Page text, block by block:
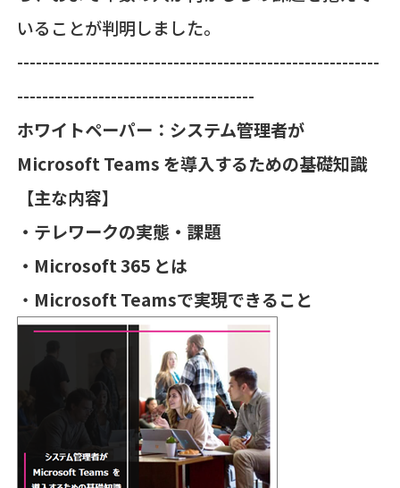
いることが判明しました。
----------------------------------------------------------
--------------------------------------
ホワイトペーパー：システム管理者が
Microsoft Teams を導入するための基礎知識
【主な内容】
・テレワークの実態・課題
・Microsoft 365 とは
・ Microsoft Teamsで実現できること